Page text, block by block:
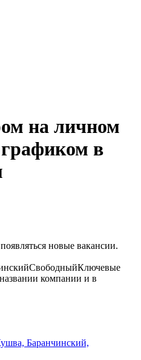
на личном
в
новые вакансии.
СвободныйКлючевые
компании и в
Баранчинский,